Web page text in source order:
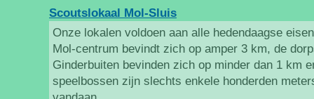
Scoutslokaal Mol-Sluis
Onze lokalen voldoen aan alle hedendaagse
Mol-centrum bevindt zich op amper 3 km, de
Ginderbuiten bevinden zich op minder dan 1 km
speelbossen zijn slechts enkele honderden